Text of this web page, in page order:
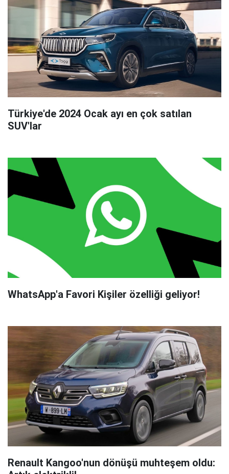
Türkiye'de 2024 Ocak ayı en çok satılan
SUV'lar
WhatsApp'a Favori Kişiler özelliği geliyor!
Renault Kangoo'nun dönüşü muhteşem oldu: